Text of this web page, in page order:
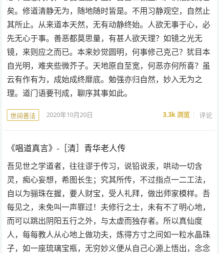
矣。修道清静无为，随地随时皆是。不用习静观空，自然止
其所止。从来道本天然，无有动静终始。人欲无事于心，必
先无心于事。善恶都莫思量，有甚人欲天理？如镜之光无
镜，来则应之而已。本来妙觉圆明，何事修己克己？犹目本
自光明，难夹些微芥子。天地原自至宽，何恶亦何所喜？虽
云有作有为，成始成终靡底。勉强亦归自然，妙入无为之
理。道门语要刊成，聊序其事如此。
世间善法 2020年10月20日 3.3k浏览 评论
《唱道真言》-［清］青华老人传
吾见世之学道者，往往谬于传习，说铅说汞，哄动一切含
灵，痴心妄想，希图长生；究其所传，不过指点一二工法，
自以为骊珠在握，要人财宝，受人礼拜，做出师家模样。吾
每见之，未免叫一声罪过！夫修行之士，未有不了明心地，
而可以跳出阴阳五行之外，与太虚而独存者。所以真仙度
人，每每教人从心地上做功夫，炼得方寸之间如一粒水晶珠
子，如一座琉璃宝瓶，无穷妙义便从自己心源上悟出，念念